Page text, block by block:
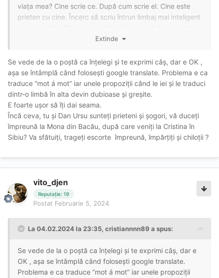
viața mea? Cine scrie ce. După cum scrie el. Cine este
prieten cu cine. Încerc să scriu întrun limbaj mai inteligent
Ce amuzant e. Mi a placut. Mă bucur să aud asta. Așa că
folosit sfatul prietenilor mei. Unde escorta își oferă
serviciile de calitatea. Asa am vizitat și Antonia satena și
Elena, Sabina Brasov la sfatul prietenilor. Te surprinde
asta? Cred că mulți oameni au făcut acest lucru in trecut.
Extinde
Se vede de la o poștă ca înțelegi și te exprimi câș, dar e OK ,
așa se întâmplă când folosești google translate. Problema e ca
traduce “mot á mot” iar unele propoziții când le iei și le traduci
dintr-o limbă în alta devin dubioase și greșite.
E foarte ușor să îți dai seama.
Încă ceva, tu și Dan Ursu sunteți prieteni și șogori, vă duceți
împreună la Mona din Bacău, după care veniți la Cristina în
Sibiu? Va sfătuiți, trageți escorte împreună, împărțiți și chiloții ?
vito_djen
Reputație: 19
Postat Februarie 5, 2024
La 04.02.2024 la 23:35, cristiannnn89 a spus:
Se vede de la o poștă ca înțelegi și te exprimi câș, dar e
OK , așa se întâmplă când folosești google translate.
Problema e ca traduce “mot á mot” iar unele propoziții